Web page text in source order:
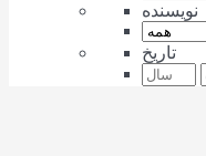
نویسنده
تاریخ